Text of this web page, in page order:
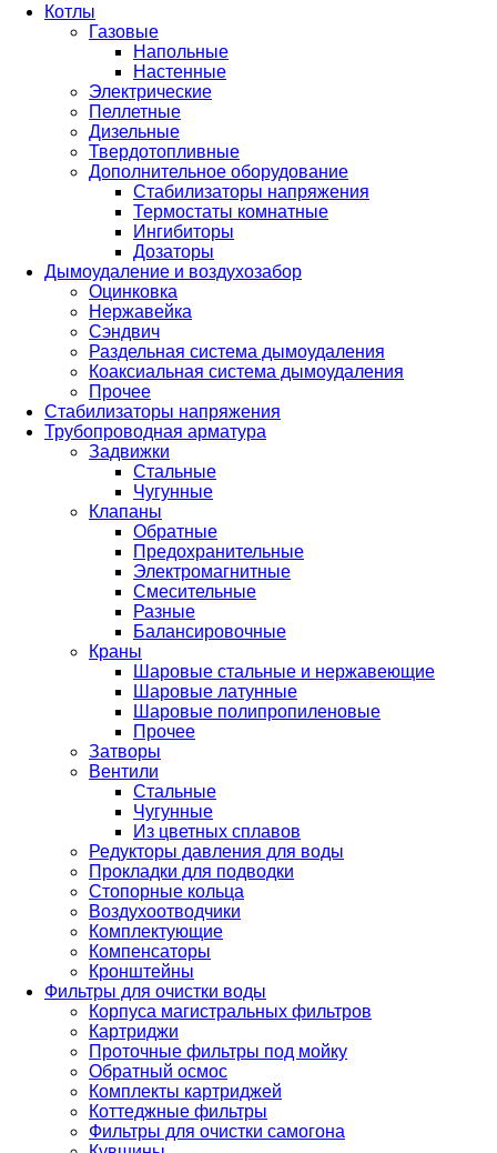
Котлы
Газовые
Напольные
Настенные
Электрические
Пеллетные
Дизельные
Твердотопливные
Дополнительное оборудование
Стабилизаторы напряжения
Термостаты комнатные
Ингибиторы
Дозаторы
Дымоудаление и воздухозабор
Оцинковка
Нержавейка
Сэндвич
Раздельная система дымоудаления
Коаксиальная система дымоудаления
Прочее
Стабилизаторы напряжения
Трубопроводная арматура
Задвижки
Стальные
Чугунные
Клапаны
Обратные
Предохранительные
Электромагнитные
Смесительные
Разные
Балансировочные
Краны
Шаровые стальные и нержавеющие
Шаровые латунные
Шаровые полипропиленовые
Прочее
Затворы
Вентили
Стальные
Чугунные
Из цветных сплавов
Редукторы давления для воды
Прокладки для подводки
Стопорные кольца
Воздухоотводчики
Комплектующие
Компенсаторы
Кронштейны
Фильтры для очистки воды
Корпуса магистральных фильтров
Картриджи
Проточные фильтры под мойку
Обратный осмос
Комплекты картриджей
Коттеджные фильтры
Фильтры для очистки самогона